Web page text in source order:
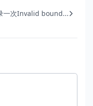
一次Invalid bound...